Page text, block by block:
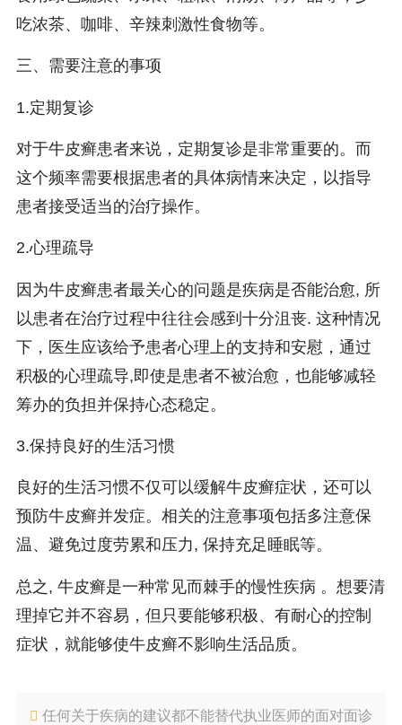
吃浓茶、咖啡、辛辣刺激性食物等。
三、需要注意的事项
1.定期复诊
对于牛皮癣患者来说，定期复诊是非常重要的。而
这个频率需要根据患者的具体病情来决定，以指导
患者接受适当的治疗操作。
2.心理疏导
因为牛皮癣患者最关心的问题是疾病是否能治愈, 所
以患者在治疗过程中往往会感到十分沮丧. 这种情况
下，医生应该给予患者心理上的支持和安慰，通过
积极的心理疏导,即使是患者不被治愈，也能够减轻
筹办的负担并保持心态稳定。
3.保持良好的生活习惯
良好的生活习惯不仅可以缓解牛皮癣症状，还可以
预防牛皮癣并发症。相关的注意事项包括多注意保
温、避免过度劳累和压力, 保持充足睡眠等。
总之, 牛皮癣是一种常见而棘手的慢性疾病 。想要清
理掉它并不容易，但只要能够积极、有耐心的控制
症状，就能够使牛皮癣不影响生活品质。
任何关于疾病的建议都不能替代执业医师的面对面诊